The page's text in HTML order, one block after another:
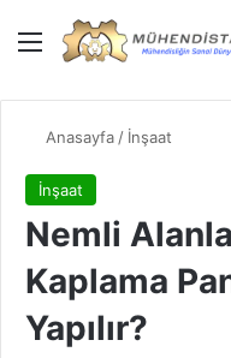
Menü
Anasayfa / İnşaat
İnşaat
Nemli
Kaplama
Yapılır?